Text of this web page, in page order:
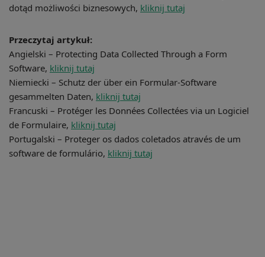
dotąd możliwości biznesowych, kliknij tutaj
Przeczytaj artykuł:
Angielski – Protecting Data Collected Through a Form
Software, kliknij tutaj
Niemiecki – Schutz der über ein Formular-Software
gesammelten Daten, kliknij tutaj
Francuski – Protéger les Données Collectées via un Logiciel
de Formulaire, kliknij tutaj
Portugalski – Proteger os dados coletados através de um
software de formulário, kliknij tutaj